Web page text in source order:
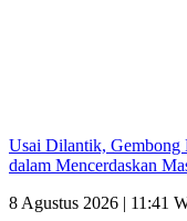
Usai Dilantik, Gembong
dalam Mencerdaskan
8 Agustus 2026 | 11:41